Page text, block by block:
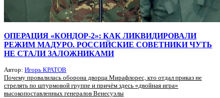
ОПЕРАЦИЯ «КОНДОР-2»: КАК ЛИКВИДИРОВАЛИ
РЕЖИМ МАДУРО. РОССИЙСКИЕ СОВЕТНИКИ ЧУТЬ
НЕ СТАЛИ ЗАЛОЖНИКАМИ
Автор: Игорь КРАТОВ
Почему провалилась оборона дворца Мирафлорес, кто отдал приказ не
стрелять по штурмовой группе и причём здесь «двойная игра»
высокопоставленных генералов Венесуэлы